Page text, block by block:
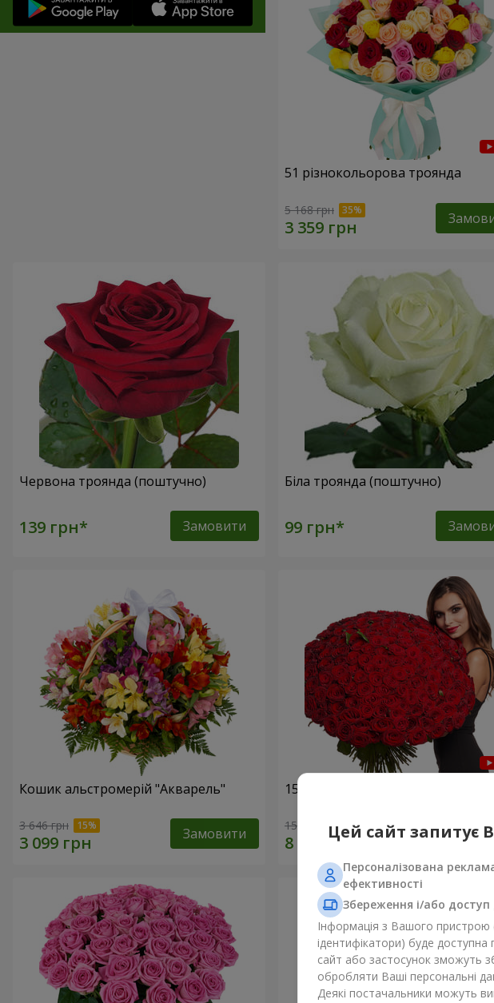
51 різнокольорова троянда
5 168 грн
Червона троянда (поштучно)
Замовити
Біла троянда (поштучно)
Кошик альстромерій "Акварель"
3 646 грн Замовити
151 червона троянда
15 744 грнЦей сайт запитує
Персоналізована
ефективності
Збереження і/або
Інформація з Вашого пристрою
ідентифікатори) буде
сайт або застосунок зможуть
обробляти Ваші персональні
Деякі постачальники можуть